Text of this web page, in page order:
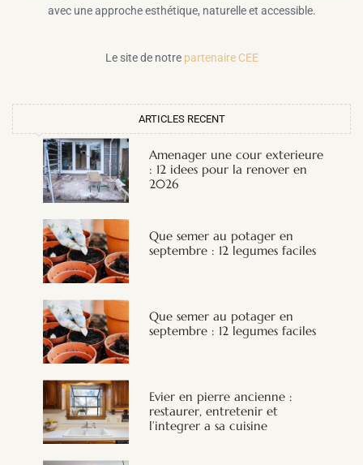
avec une approche esthétique, naturelle et accessible.
Le site de notre partenaire CEE
ARTICLES RECENT
Amenager une cour exterieure
: 12 idees pour la renover en
2026
Que semer au potager en
septembre : 12 legumes faciles
Que semer au potager en
septembre : 12 legumes faciles
Evier en pierre ancienne :
restaurer, entretenir et
l’integrer a sa cuisine